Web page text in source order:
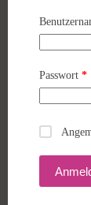
Passwort *